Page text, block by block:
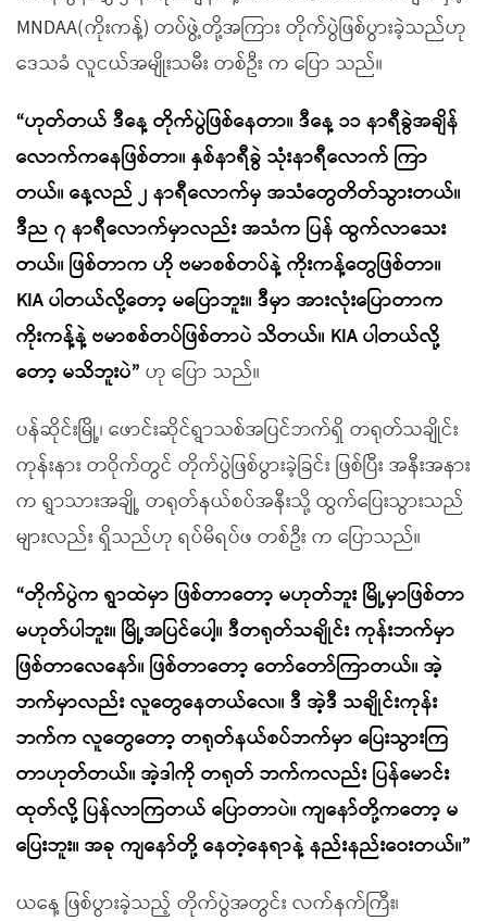
MNDAA(ကိုးကန့်) တပ်ဖွဲ့တို့အကြား တိုက်ပွဲဖြစ်ပွားခဲ့သည်ဟု
ဒေသခံ လူငယ်အမျိုးသမီး တစ်ဦး က ပြော သည်။
“ဟုတ်တယ် ဒီနေ့ တိုက်ပွဲဖြစ်နေတာ။ ဒီနေ့ ၁၁ နာရီခွဲအချိန်
လောက်ကနေဖြစ်တာ။ နှစ်နာရီခွဲ သုံးနာရီလောက် ကြာ
တယ်။ နေ့လည် ၂ နာရီလောက်မှ အသံတွေတိတ်သွားတယ်။
ဒီည ၇ နာရီလောက်မှာလည်း အသံက ပြန် ထွက်လာသေး
တယ်။ ဖြစ်တာက ဟို ဗမာစစ်တပ်နဲ့ ကိုးကန့်တွေဖြစ်တာ။
KIA ပါတယ်လို့တော့ မပြောဘူး။ ဒီမှာ အားလုံးပြောတာက
ကိုးကန့်နဲ့ ဗမာစစ်တပ်ဖြစ်တာပဲ သိတယ်။ KIA ပါတယ်လို့
တော့ မသိဘူးပဲ” ဟု ပြော သည်။
ပန်ဆိုင်းမြို့၊ ဖောင်းဆိုင်ရွာသစ်အပြင်ဘက်ရှိ တရုတ်သချိုင်း
ကုန်းနား တဝိုက်တွင် တိုက်ပွဲဖြစ်ပွားခဲ့ခြင်း ဖြစ်ပြီး အနီးအနား
က ရွာသားအချို့ တရုတ်နယ်စပ်အနီးသို့ ထွက်ပြေးသွားသည်
များလည်း ရှိသည်ဟု ရပ်မိရပ်ဖ တစ်ဦး က ပြောသည်။
“တိုက်ပွဲက ရွာထဲမှာ ဖြစ်တာတော့ မဟုတ်ဘူး မြို့မှာဖြစ်တာ
မဟုတ်ပါဘူး။ မြို့အပြင်ပေါ့။ ဒီတရုတ်သချိုင်း ကုန်းဘက်မှာ
ဖြစ်တာလေနော်။ ဖြစ်တာတော့ တော်တော်ကြာတယ်။ အဲ့
ဘက်မှာလည်း လူတွေနေတယ်လေ။ ဒီ အဲ့ဒီ သချိုင်းကုန်း
ဘက်က လူတွေတော့ တရုတ်နယ်စပ်ဘက်မှာ ပြေးသွားကြ
တာဟုတ်တယ်။ အဲ့ဒါကို တရုတ် ဘက်ကလည်း ပြန်မောင်း
ထုတ်လို့ ပြန်လာကြတယ် ပြောတာပဲ။ ကျနော်တို့ကတော့ မ
ပြေးဘူး။ အခု ကျနော်တို့ နေတဲ့နေရာနဲ့ နည်းနည်းဝေးတယ်။”
ယနေ့ ဖြစ်ပွားခဲ့သည့် တိုက်ပွဲအတွင်း လက်နက်ကြီး၊